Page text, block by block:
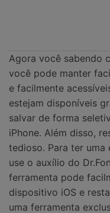
Agora você sabendo
você pode manter
e facilmente
estejam disponíveis
salvar de forma
iPhone. Além disso,
tedioso. Para ter uma
use o auxílio do
ferramenta pode
dispositivo iOS e
uma ferramenta